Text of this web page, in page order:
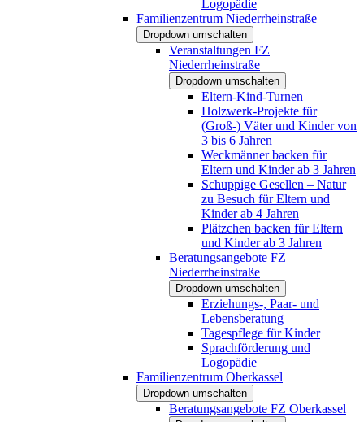
Logopädie
Familienzentrum Niederrheinstraße
Dropdown umschalten
Veranstaltungen FZ
Niederrheinstraße
Dropdown umschalten
Eltern-Kind-Turnen
Holzwerk-Projekte für
(Groß-) Väter und Kinder von
3 bis 6 Jahren
Weckmänner backen für
Eltern und Kinder ab 3 Jahren
Schuppige Gesellen – Natur
zu Besuch für Eltern und
Kinder ab 4 Jahren
Plätzchen backen für Eltern
und Kinder ab 3 Jahren
Beratungsangebote FZ
Niederrheinstraße
Dropdown umschalten
Erziehungs-, Paar- und
Lebensberatung
Tagespflege für Kinder
Sprachförderung und
Logopädie
Familienzentrum Oberkassel
Dropdown umschalten
Beratungsangebote FZ Oberkassel